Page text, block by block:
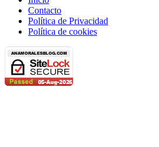
Contacto
Política de Privacidad
Política de cookies